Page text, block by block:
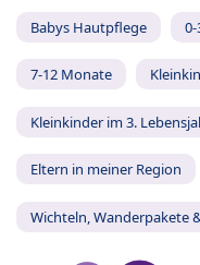
Babys Hautpflege
7-12 Monate
Kleinkinder im 3.
Eltern in meiner Region
Wichteln, Wanderpakete